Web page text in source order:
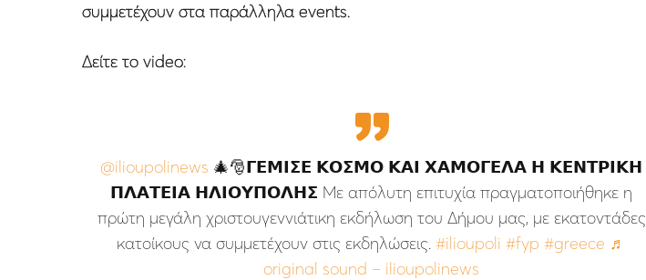
συμμετέχουν στα παράλληλα events.
Δείτε το video:
@ilioupolinews 🎄🎅𝝘𝝚𝝡𝝞𝝨𝝚 𝝟𝝤𝝨𝝡𝝤 𝝟𝝖𝝞 𝝬𝝖𝝡𝝤𝝘𝝚𝝠𝝖 𝝜 𝝟𝝚𝝢𝝩𝝦𝝞𝝟𝝜
𝝥𝝠𝝖𝝩𝝚𝝞𝝖 𝝜𝝠𝝞𝝤𝝪𝝥𝝤𝝠𝝜𝝨 Με απόλυτη επιτυχία πραγματοποιήθηκε η
πρώτη μεγάλη χριστουγεννιάτικη εκδήλωση του Δήμου μας, με εκατοντάδες
κατοίκους να συμμετέχουν στις εκδηλώσεις. #ilioupoli #fyp #greece ♬
original sound – ilioupolinews